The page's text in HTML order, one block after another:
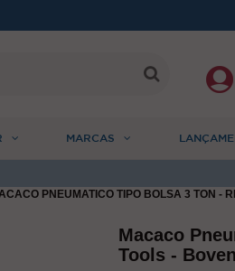
MARCAS
PNEUMATICO TIPO BOLSA 3 TON -
Macaco
Tools -